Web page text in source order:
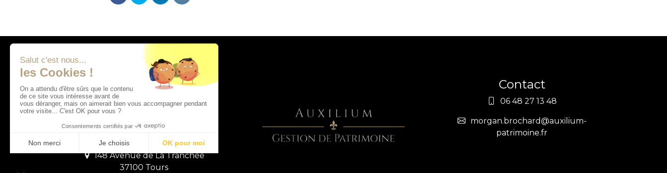
Adresses
14 Chemin de la Garette
148 Avenue de La Tranchée
37100 Tours
Contact
06 48 27 13 48
morgan.brochard@auxilium-
patrimoine.fr